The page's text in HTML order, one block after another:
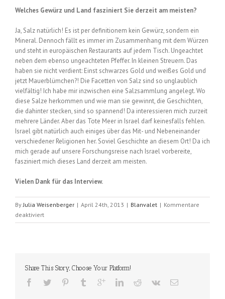
Welches Gewürz und Land fasziniert Sie derzeit am meisten?
Ja, Salz natürlich! Es ist per definitionem kein Gewürz, sondern ein
Mineral. Dennoch fällt es immer im Zusammenhang mit dem Würzen
und steht in europäischen Restaurants auf jedem Tisch. Ungeachtet
neben dem ebenso ungeachteten Pfeffer. In kleinen Streuern. Das
haben sie nicht verdient: Einst schwarzes Gold und weißes Gold und
jetzt Mauerblümchen?! Die Facetten von Salz sind so unglaublich
vielfältig! Ich habe mir inzwischen eine Salzsammlung angelegt. Wo
diese Salze herkommen und wie man sie gewinnt, die Geschichten,
die dahinter stecken, sind so spannend! Da interessieren mich zurzeit
mehrere Länder. Aber das Tote Meer in Israel darf keinesfalls fehlen.
Israel gibt natürlich auch einiges über das Mit- und Nebeneinander
verschiedener Religionen her. Soviel Geschichte an diesem Ort! Da ich
mich gerade auf unsere Forschungsreise nach Israel vorbereite,
fasziniert mich dieses Land derzeit am meisten.
Vielen Dank für das Interview.
ByJulia Weisenberger | April 24th, 2013 | Blanvalet | Kommentare
deaktiviertfür
Interview
Prusko
Share This Story, Choose Your Platform!